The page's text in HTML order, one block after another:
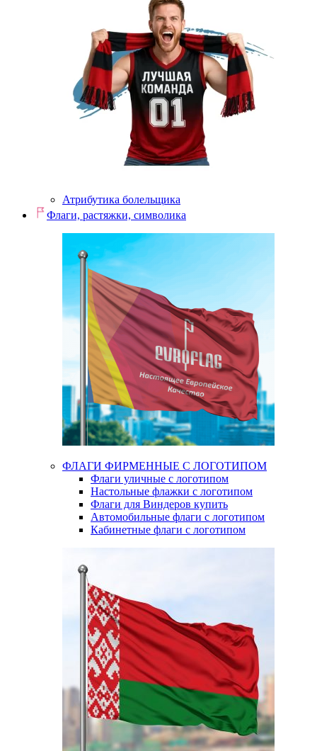
Атрибутика болельщика
Флаги, растяжки, символика
ФЛАГИ ФИРМЕННЫЕ С ЛОГОТИПОМ
Флаги уличные с логотипом
Настольные флажки с логотипом
Флаги для Виндеров купить
Автомобильные флаги с логотипом
Кабинетные флаги с логотипом